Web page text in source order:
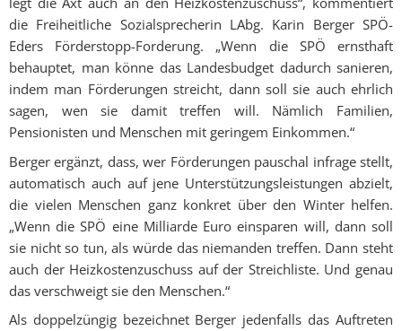
die Freiheitliche Sozialsprecherin LAbg. Karin Berger SPÖ-
Eders Förderstopp-Forderung. „Wenn die SPÖ ernsthaft
behauptet, man könne das Landesbudget dadurch sanieren,
indem man Förderungen streicht, dann soll sie auch ehrlich
sagen, wen sie damit treffen will. Nämlich Familien,
Pensionisten und Menschen mit geringem Einkommen.“
Berger ergänzt, dass, wer Förderungen pauschal infrage stellt,
automatisch auch auf jene Unterstützungsleistungen abzielt,
die vielen Menschen ganz konkret über den Winter helfen.
„Wenn die SPÖ eine Milliarde Euro einsparen will, dann soll
sie nicht so tun, als würde das niemanden treffen. Dann steht
auch der Heizkostenzuschuss auf der Streichliste. Und genau
das verschweigt sie den Menschen.“
Als doppelzüngig bezeichnet Berger jedenfalls das Auftreten